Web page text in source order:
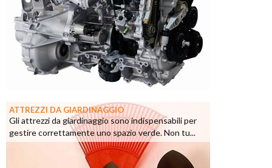
ATTREZZI DA GIARDINAGGIO
Gli attrezzi da giardinaggio sono indispensabili per
gestire correttamente uno spazio verde. Non tu...